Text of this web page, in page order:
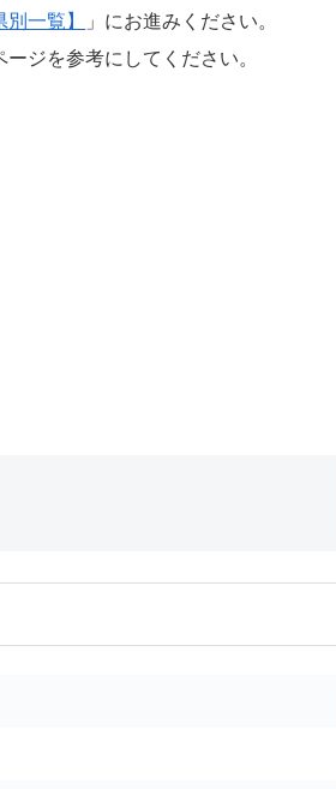
一覧】
」にお進みください。
ジを参考にしてください。